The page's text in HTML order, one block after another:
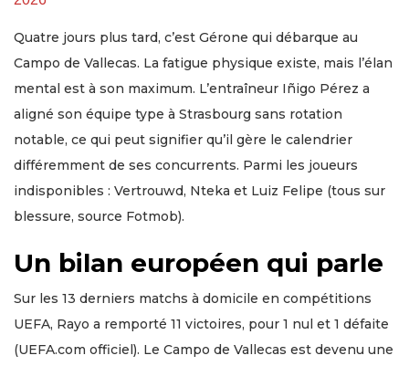
Quatre jours plus tard, c’est Gérone qui débarque au
Campo de Vallecas. La fatigue physique existe, mais l’élan
mental est à son maximum. L’entraîneur Iñigo Pérez a
aligné son équipe type à Strasbourg sans rotation
notable, ce qui peut signifier qu’il gère le calendrier
différemment de ses concurrents. Parmi les joueurs
indisponibles : Vertrouwd, Nteka et Luiz Felipe (tous sur
blessure, source Fotmob).
Un bilan européen qui parle
Sur les 13 derniers matchs à domicile en compétitions
UEFA, Rayo a remporté 11 victoires, pour 1 nul et 1 défaite
(UEFA.com officiel). Le Campo de Vallecas est devenu une